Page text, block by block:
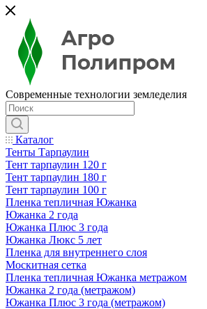
Современные технологии земледелия
Каталог
Тенты Тарпаулин
Тент тарпаулин 120 г
Тент тарпаулин 180 г
Тент тарпаулин 100 г
Пленка тепличная Южанка
Южанка 2 года
Южанка Плюс 3 года
Южанка Люкс 5 лет
Пленка для внутреннего слоя
Москитная сетка
Пленка тепличная Южанка метражом
Южанка 2 года (метражом)
Южанка Плюс 3 года (метражом)